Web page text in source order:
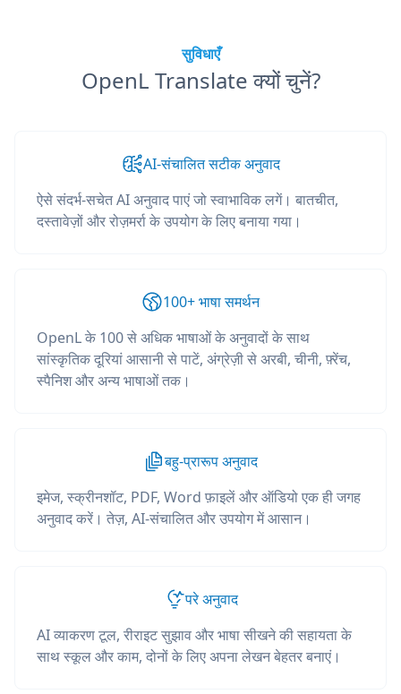
सुविधाएँ
OpenL Translate क्यों चुनें?
AI-संचालित सटीक अनुवाद
ऐसे संदर्भ-सचेत AI अनुवाद पाएं जो स्वाभाविक लगें। बातचीत,
दस्तावेज़ों और रोज़मर्रा के उपयोग के लिए बनाया गया।
100+ भाषा समर्थन
OpenL के 100 से अधिक भाषाओं के अनुवादों के साथ
सांस्कृतिक दूरियां आसानी से पाटें, अंग्रेज़ी से अरबी, चीनी, फ़्रेंच,
स्पैनिश और अन्य भाषाओं तक।
बहु-प्रारूप अनुवाद
इमेज, स्क्रीनशॉट, PDF, Word फ़ाइलें और ऑडियो एक ही जगह
अनुवाद करें। तेज़, AI-संचालित और उपयोग में आसान।
परे अनुवाद
AI व्याकरण टूल, रीराइट सुझाव और भाषा सीखने की सहायता के
साथ स्कूल और काम, दोनों के लिए अपना लेखन बेहतर बनाएं।